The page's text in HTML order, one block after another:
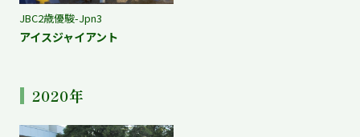
JBC2歳優駿-Jpn3
アイスジャイアント
2020年